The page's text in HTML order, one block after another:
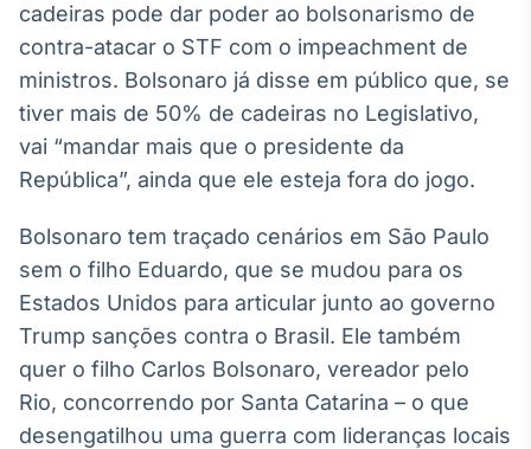
cadeiras pode dar poder ao bolsonarismo de
contra-atacar o STF com o impeachment de
ministros. Bolsonaro já disse em público que, se
tiver mais de 50% de cadeiras no Legislativo,
vai “mandar mais que o presidente da
República”, ainda que ele esteja fora do jogo.
Bolsonaro tem traçado cenários em São Paulo
sem o filho Eduardo, que se mudou para os
Estados Unidos para articular junto ao governo
Trump sanções contra o Brasil. Ele também
quer o filho Carlos Bolsonaro, vereador pelo
Rio, concorrendo por Santa Catarina – o que
desengatilhou uma guerra com lideranças locais